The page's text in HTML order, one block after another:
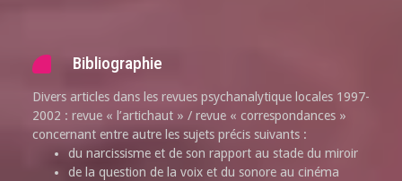
Bibliographie
Divers articles dans les revues psychanalytique locales 1997-
2002 : revue « l’artichaut » / revue « correspondances »
concernant entre autre les sujets précis suivants :
du narcissisme et de son rapport au stade du miroir
de la question de la voix et du sonore au cinéma